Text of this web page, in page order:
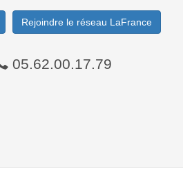
Rejoindre le réseau LaFrance
05.62.00.17.79